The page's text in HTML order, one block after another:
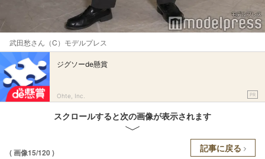
武田愁さん（C）モデルプレス
ジグソーde懸賞
Ohte, Inc. PR
スクロールすると次の画像が表示されます
( 画像15/120 ) 記事に戻る